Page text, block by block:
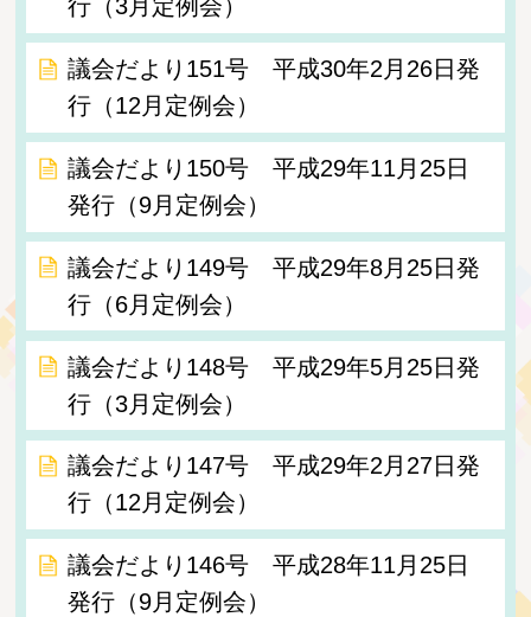
行（3月定例会）
議会だより151号 平成30年2月26日発
行（12月定例会）
議会だより150号 平成29年11月25日
発行（9月定例会）
議会だより149号 平成29年8月25日発
行（6月定例会）
議会だより148号 平成29年5月25日発
行（3月定例会）
議会だより147号 平成29年2月27日発
行（12月定例会）
議会だより146号 平成28年11月25日
発行（9月定例会）